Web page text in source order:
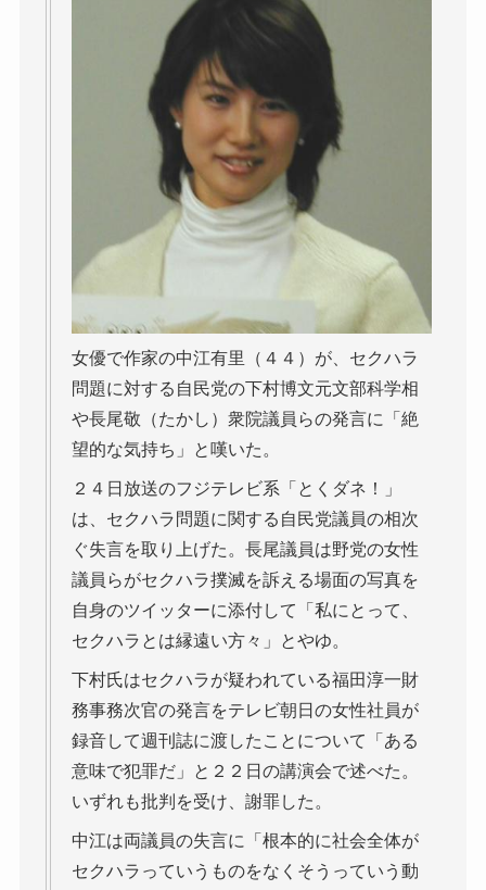
女優で作家の中江有里（４４）が、セクハラ
問題に対する自民党の下村博文元文部科学相
や長尾敬（たかし）衆院議員らの発言に「絶
望的な気持ち」と嘆いた。
２４日放送のフジテレビ系「とくダネ！」
は、セクハラ問題に関する自民党議員の相次
ぐ失言を取り上げた。長尾議員は野党の女性
議員らがセクハラ撲滅を訴える場面の写真を
自身のツイッターに添付して「私にとって、
セクハラとは縁遠い方々」とやゆ。
下村氏はセクハラが疑われている福田淳一財
務事務次官の発言をテレビ朝日の女性社員が
録音して週刊誌に渡したことについて「ある
意味で犯罪だ」と２２日の講演会で述べた。
いずれも批判を受け、謝罪した。
中江は両議員の失言に「根本的に社会全体が
セクハラっていうものをなくそうっていう動